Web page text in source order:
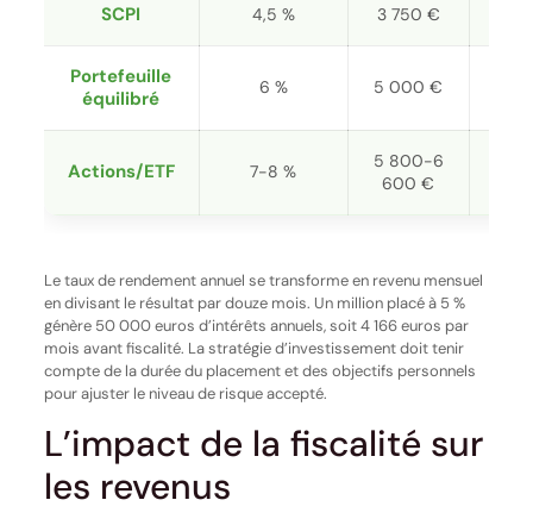
SCPI 4,5 % 3 750 €
Portefeuille
équilibré
6 % 5 000 €
Actions/ETF 7-8 %
5 800-6
600 €
Le taux de rendement annuel se transforme en revenu mensuel
en divisant le résultat par douze mois. Un million placé à 5 %
génère 50 000 euros d’intérêts annuels, soit 4 166 euros par
mois avant fiscalité. La stratégie d’investissement doit tenir
compte de la durée du placement et des objectifs personnels
pour ajuster le niveau de risque accepté.
L’impact de la fiscalité sur
les revenus